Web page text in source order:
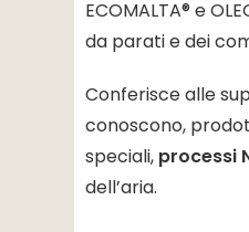
ECOMALTA® e
da parati e dei
Conferisce alle
conoscono,
speciali, processi
dell’aria.